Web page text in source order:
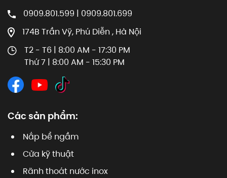
0909.801.599 | 0909.801.699
174B Trần Vỹ, Phú Diễn , Hà Nội
T2 - T6 | 8:00 AM - 17:30 PM
Thứ 7 | 8:00 AM - 15:30 PM
Các sản phẩm:
Nắp bể ngầm
Cửa kỹ thuật
Rãnh thoát nước inox